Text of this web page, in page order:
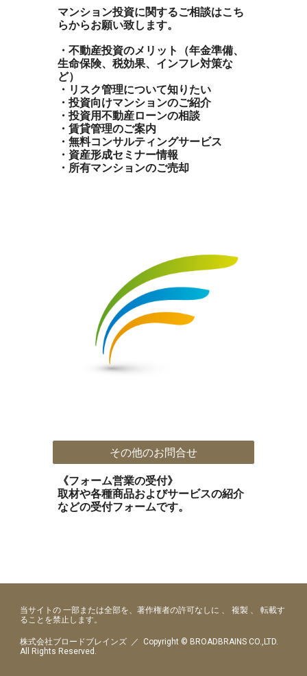
マンション投資に関するご相談はこち
らからお願い致します。
・不動産投資のメリット（年金準備、
生命保険、税効果、インフレ対策な
ど）
・リスク管理について知りたい
・投資向けマンションのご紹介
・投資用不動産ローンの相談
・賃貸管理のご案内
・無料コンサルティングサービス
・資産形成セミナー情報
・所有マンションのご売却
その他のお問合せ
《フォーム営業の受付》
取材や各種商品およびサービスの紹介
などの受付フォームです。
当サイトの 一部または全部を、著作権者の許可なしに 、 複製 、 転載す
ることを禁止します。
株式会社ブロードブレインズ ／ Copyright © BROADBRAINS CO.,LTD.
All Rights Reserved.